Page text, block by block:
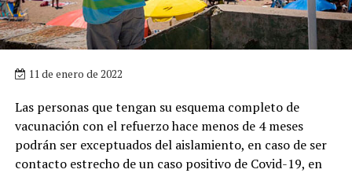
11 de enero de 2022
Las personas que tengan su esquema completo de
vacunación con el refuerzo hace menos de 4 meses
podrán ser exceptuados del aislamiento, en caso de ser
contacto estrecho de un caso positivo de Covid-19, en